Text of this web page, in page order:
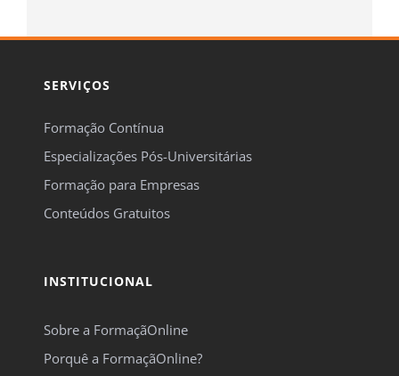
SERVIÇOS
Formação Contínua
Especializações Pós-Universitárias
Formação para Empresas
Conteúdos Gratuitos
INSTITUCIONAL
Sobre a FormaçãOnline
Porquê a FormaçãOnline?